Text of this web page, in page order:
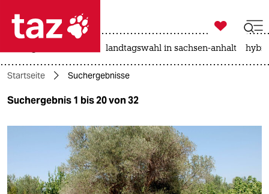
 taz zahl ich
taz zahl ich
themen
gesellschaft

taz zahl ich
landtagswahl in sachsen-anhalt
Startseite Suchergebnisse
Suchergebnis 1 bis 20 von 32